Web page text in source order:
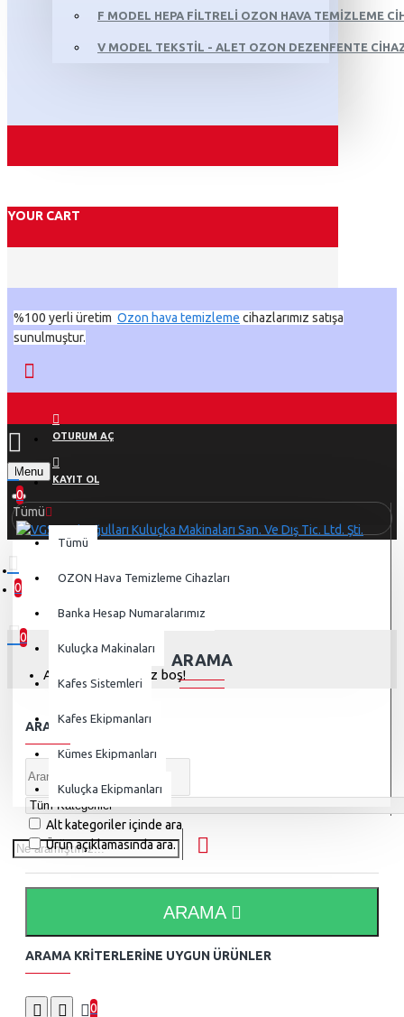
F MODEL HEPA FILTRELI OZON HAVA TEMIZLEME
V MODEL TEKSTIL - ALET OZON DEZENFENTE
YOUR CART
%100 yerli üretim Ozon hava temizleme cihazlarımız satışa
sunulmuştur.
OTURUM AÇ
KAYIT OL
Menu
0
0
0 ürün - 0,00 TL
0
Alışveriş sepetiniz boş!
Tümü
Tümü
OZON Hava Temizleme Cihazları
Banka Hesap Numaralarımız
Kuluçka Makinaları
Kafes Sistemleri
Kafes Ekipmanları
Kümes Ekipmanları
Kuluçka Ekipmanları
ARAMA
ARAMA KRITERI
Alt kategoriler içinde ara
Ürün açıklamasında ara.
ARAMA
ARAMA KRITERLERINE UYGUN ÜRÜNLER
0